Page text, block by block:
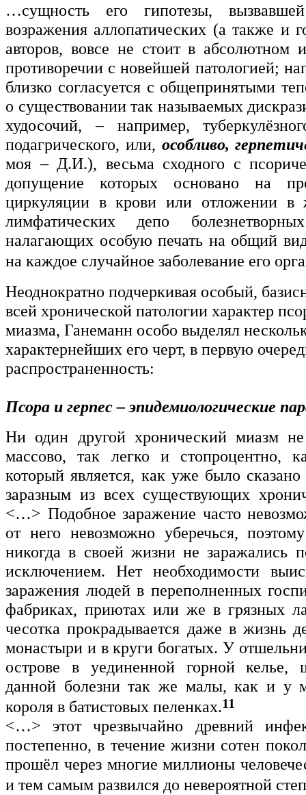
…сущность его гипотезы,
возражения аллопатических (а также и
авторов, вовсе не стоит в абсолютном
противоречии с новейшей патологией;
близко согласуется с общепринятыми
о существовании так называемых
худосочий, – например,
подагрического, или, особливо,
моя – Д.И.), весьма сходного с
допущение которых основано на
циркуляции в крови или отложении в
лимфатических депо
налагающих особую печать на общий
на каждое случайное заболевание его
Неоднократно подчеркивая особый,
всей хронической патологии характер
миазма, Ганеманн особо выделял
характернейших его черт, в первую
распространенность:
Псора и герпес – эпидемиологические
Ни один другой хронический миазм не
массово, так легко и стопроцентно,
который является, как уже было
заразным из всех существующих
<…> Подобное заражение часто
от него невозможно уберечься,
никогда в своей жизни не заражались
исключением. Нет необходимости
заражения людей в переполненных
фабриках, приютах или же в грязных
чесотка прокрадывается даже в жизнь
монастыри и в круги богатых. У
острове в уединенной горной келье,
данной болезни так же малы, как и у
короля в батистовых пеленках.11
<…> этот чрезвычайно древний
постепенно, в течение жизни сотен
прошёл через многие миллионы
и тем самым развился до невероятной